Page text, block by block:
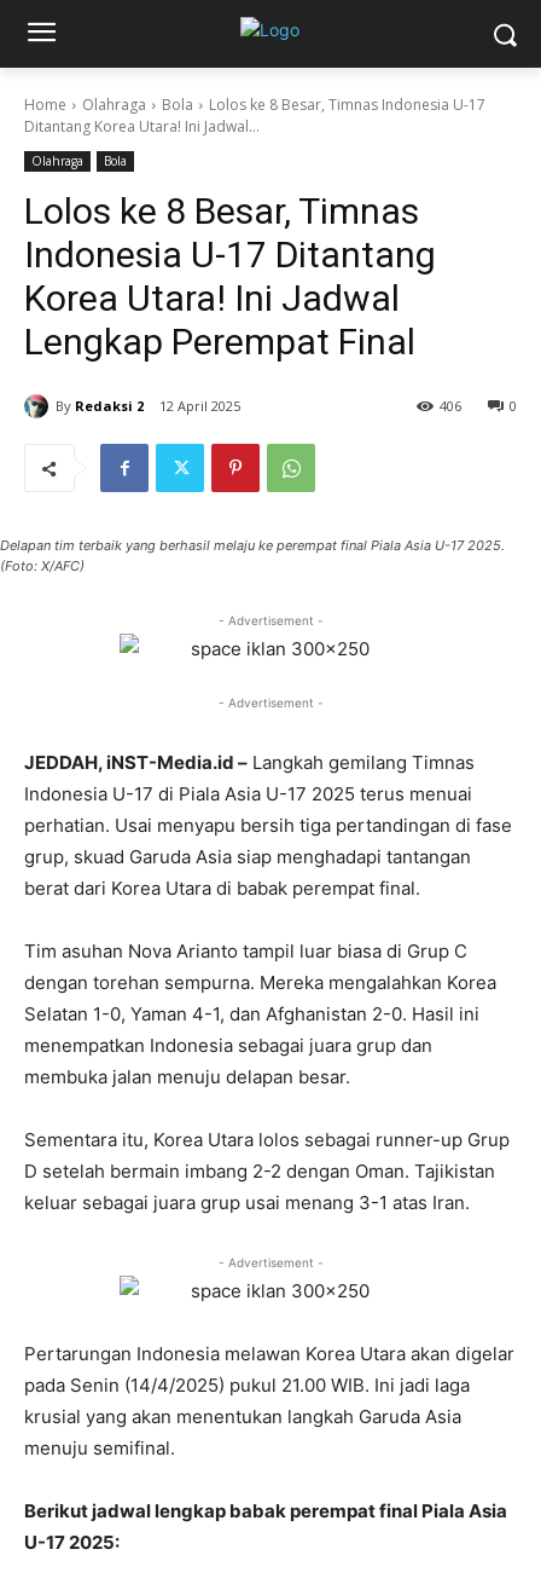
Home Olahraga Bola
Lolos ke 8 Besar, Timnas Indonesia U-17
Ditantang Korea Utara! Ini Jadwal...
Olahraga Bola
Lolos ke 8 Besar, Timnas
Indonesia U-17 Ditantang
Korea Utara! Ini Jadwal
Lengkap Perempat Final
By Redaksi 2 12 April 2025 0
406
Delapan tim terbaik yang berhasil melaju ke perempat final Piala Asia U-17 2025.
(Foto: X/AFC)
- Advertisement -
- Advertisement -
JEDDAH, iNST-Media.id – Langkah gemilang Timnas
Indonesia U-17 di Piala Asia U-17 2025 terus menuai
perhatian. Usai menyapu bersih tiga pertandingan di fase
grup, skuad Garuda Asia siap menghadapi tantangan
berat dari Korea Utara di babak perempat final.
Tim asuhan Nova Arianto tampil luar biasa di Grup C
dengan torehan sempurna. Mereka mengalahkan Korea
Selatan 1-0, Yaman 4-1, dan Afghanistan 2-0. Hasil ini
menempatkan Indonesia sebagai juara grup dan
membuka jalan menuju delapan besar.
Sementara itu, Korea Utara lolos sebagai runner-up Grup
D setelah bermain imbang 2-2 dengan Oman. Tajikistan
keluar sebagai juara grup usai menang 3-1 atas Iran.
- Advertisement -
Pertarungan Indonesia melawan Korea Utara akan digelar
pada Senin (14/4/2025) pukul 21.00 WIB. Ini jadi laga
krusial yang akan menentukan langkah Garuda Asia
menuju semifinal.
Berikut jadwal lengkap babak perempat final Piala Asia
U-17 2025: